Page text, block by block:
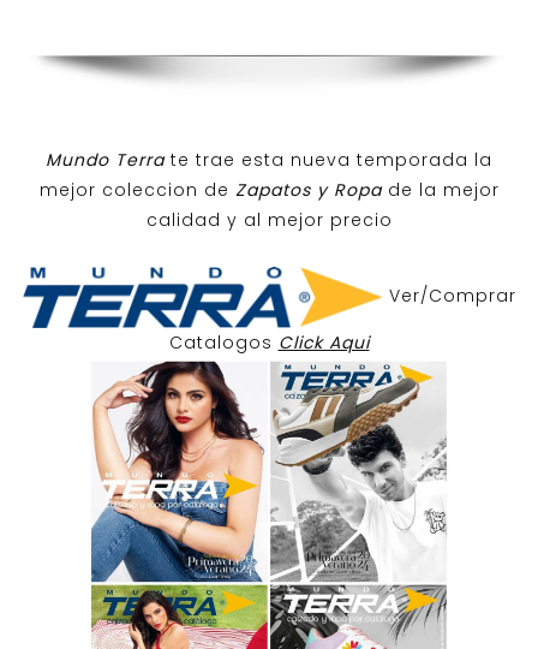
Mundo Terra te trae esta nueva temporada la
mejor coleccion de Zapatos y Ropa de la mejor
calidad y al mejor precio
Ver/Comprar
Catalogos Click Aqui